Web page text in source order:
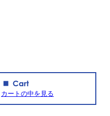
カートの中を見る